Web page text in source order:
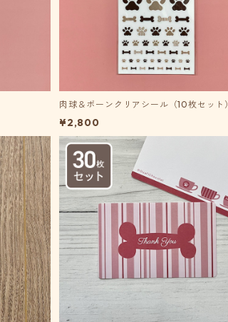
肉球＆ボーンクリアシール（10枚セット）
¥2,800